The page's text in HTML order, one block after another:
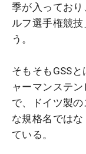
季が入ってお
ルフ選手権競
う。
そもそもGSS
ャーマンステ
で、ドイツ製
な規格名では
ている。